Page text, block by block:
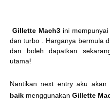
Gillette Mach3 ini
dan turbo . Harganya bermula
dan boleh dapatkan
utama!
Nantikan next entry aku
baik menggunakan Gillette